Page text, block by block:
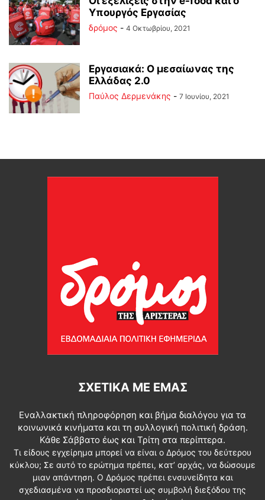
Υπουργός Εργασίας
δρόμος - 4 Οκτωβρίου, 2021
Εργασιακά: Ο μεσαίωνας της
Ελλάδας 2.0
Παύλος Δερμενάκης - 7 Ιουνίου, 2021
ΣΧΕΤΙΚΆ ΜΕ ΕΜΆΣ
Εναλλακτική πληροφόρηση και βήμα διαλόγου για τα
κοινωνικά κινήματα και τη συλλογική πολιτική δράση.
Κάθε Σάββατο έως και Τρίτη στα περίπτερα.
Τι είδους εγχείρημα μπορεί να είναι ο Δρόμος του δεύτερου
κύκλου; Σε αυτό το ερώτημα πρέπει, κατ’ αρχάς, να δώσουμε
μιαν απάντηση. Ο Δρόμος πρέπει ενσυνείδητα και
σχεδιασμένα να προσδιοριστεί ως συμβολή διεξόδου της